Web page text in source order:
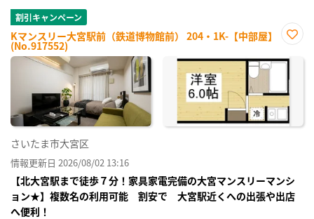
割引キャンペーン
Kマンスリー大宮駅前（鉄道博物館前） 204・1K-【中部屋】
(No.917552)
に入
録
さいたま市大宮区
情報更新日 2026/08/02 13:16
【北大宮駅まで徒歩７分！家具家電完備の大宮マンスリーマンシ
ョン★】複数名の利用可能 割安で 大宮駅近くへの出張や出店
へ便利！